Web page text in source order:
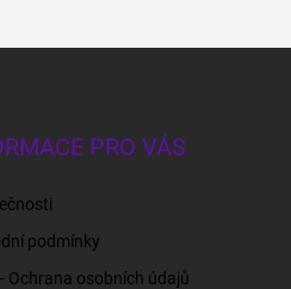
PRO VÁS
podmínky
- Ochrana osobních údajů